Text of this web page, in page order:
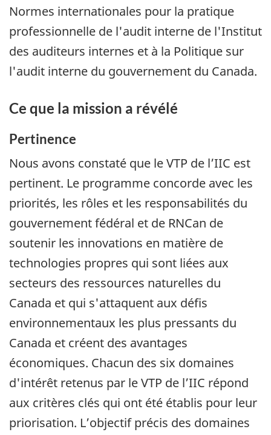
Normes internationales pour la pratique
professionnelle de l'audit interne de l'Institut
des auditeurs internes et à la Politique sur
l'audit interne du gouvernement du Canada.
Ce que la mission a révélé
Pertinence
Nous avons constaté que le VTP de l’IIC est
pertinent. Le programme concorde avec les
priorités, les rôles et les responsabilités du
gouvernement fédéral et de RNCan de
soutenir les innovations en matière de
technologies propres qui sont liées aux
secteurs des ressources naturelles du
Canada et qui s'attaquent aux défis
environnementaux les plus pressants du
Canada et créent des avantages
économiques. Chacun des six domaines
d'intérêt retenus par le VTP de l’IIC répond
aux critères clés qui ont été établis pour leur
priorisation. L’objectif précis des domaines